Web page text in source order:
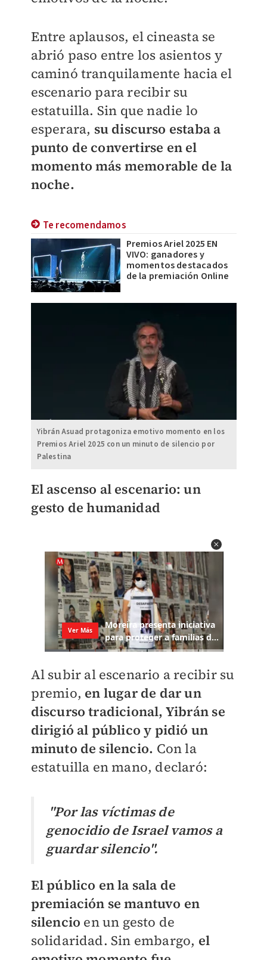
Entre aplausos, el cineasta se
abrió paso entre los asientos y
caminó tranquilamente hacia el
escenario para recibir su
estatuilla. Sin que nadie lo
esperara, su discurso estaba a
punto de convertirse en el
momento más memorable de la
noche.
Te recomendamos
Premios Ariel 2025 EN
VIVO: ganadores y
momentos destacados
de la premiación Online
Yibrán Asuad protagoniza emotivo momento en los
Premios Ariel 2025 con un minuto de silencio por
Palestina
El ascenso al escenario: un
gesto de humanidad
Al subir al escenario a recibir su
premio, en lugar de dar un
discurso tradicional, Yibrán se
dirigió al público y pidió un
minuto de silencio. Con la
estatuilla en mano, declaró:
"Por las víctimas de
genocidio de Israel vamos a
guardar silencio".
El público en la sala de
premiación se mantuvo en
silencio en un gesto de
solidaridad. Sin embargo, el